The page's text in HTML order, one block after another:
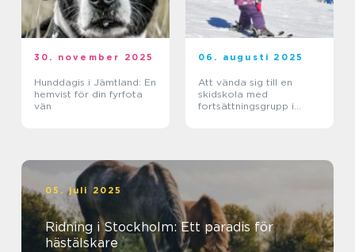
30. november 2025
Hunddagis i Jämtland: En
hemvist för din fyrfota
vän
06. augusti 2025
Att vända sig till en
skidskola med
fortsättningsgrupp i
05. juli 2025
Ridning i Stockholm: Ett paradis för
hästälskare